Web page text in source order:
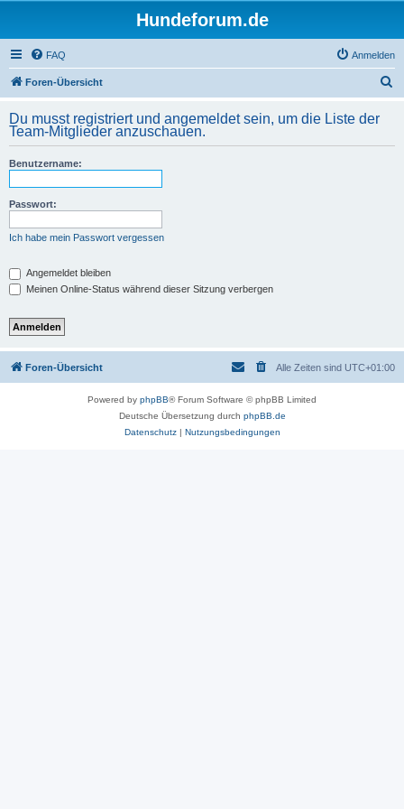
Hundeforum.de
FAQ Anmelden
Foren-Übersicht
h
Du musst registriert und angemeldet sein, um die Liste der
Team-Mitglieder anzuschauen.
Benutzername:
Passwort:
Ich habe mein Passwort vergessen
Angemeldet bleiben
Meinen Online-Status während dieser Sitzung verbergen
Foren-Übersicht Alle Zeiten sind UTC+01:00
Powered by phpBB® Forum Software © phpBB Limited
Deutsche Übersetzung durch phpBB.de
Datenschutz| Nutzungsbedingungen